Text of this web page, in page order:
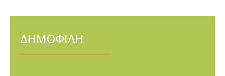
ΔΗΜΟΦΙΛΗ